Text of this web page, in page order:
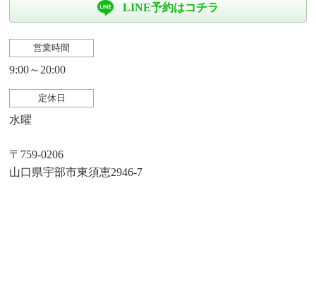
LINE予約はコチラ
営業時間
9:00～20:00
定休日
水曜
〒759-0206
山口県宇部市東須恵2946-7